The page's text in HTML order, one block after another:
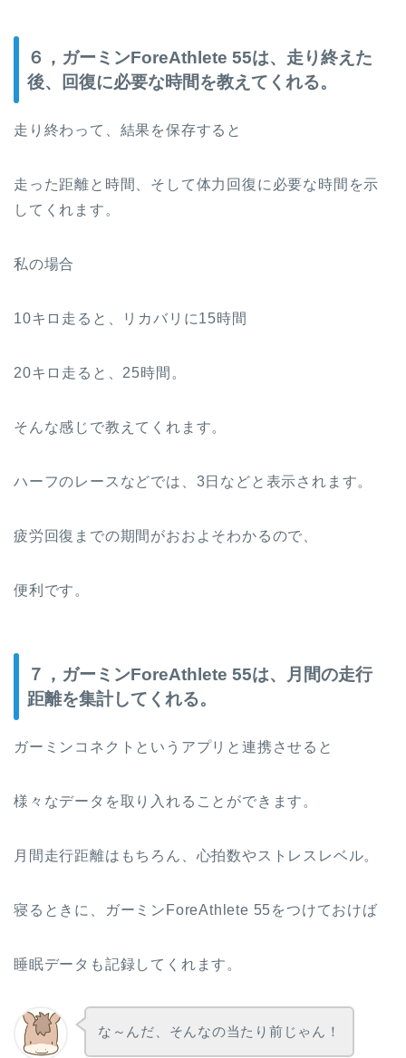
６，ガーミンForeAthlete 55は、走り終えた
後、回復に必要な時間を教えてくれる。
走り終わって、結果を保存すると
走った距離と時間、そして体力回復に必要な時間を示
してくれます。
私の場合
10キロ走ると、リカバリに15時間
20キロ走ると、25時間。
そんな感じで教えてくれます。
ハーフのレースなどでは、3日などと表示されます。
疲労回復までの期間がおおよそわかるので、
便利です。
７，ガーミンForeAthlete 55は、月間の走行
距離を集計してくれる。
ガーミンコネクトというアプリと連携させると
様々なデータを取り入れることができます。
月間走行距離はもちろん、心拍数やストレスレベル。
寝るときに、ガーミンForeAthlete 55をつけておけば
睡眠データも記録してくれます。
な～んだ、そんなの当たり前じゃん！